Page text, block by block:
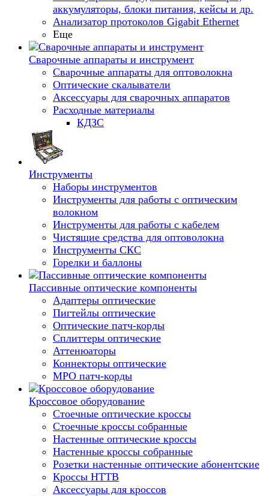
аккумуляторы, блоки питания, кейсы и др.
Анализатор протоколов Gigabit Ethernet
Еще
Сварочные аппараты и инструмент
Сварочные аппараты для оптоволокна
Оптические скалыватели
Аксессуары для сварочных аппаратов
Расходные материалы
КДЗС
Инструменты
Наборы инструментов
Инструменты для работы с оптическим
волокном
Инструменты для работы с кабелем
Чистящие средства для оптоволокна
Инструменты СКС
Горелки и баллоны
Пассивные оптические компоненты
Адаптеры оптические
Пигтейлы оптические
Оптические патч-корды
Сплиттеры оптические
Аттенюаторы
Коннекторы оптические
MPO патч-корды
Кроссовое оборудование
Стоечные оптические кроссы
Стоечные кроссы собранные
Настенные оптические кроссы
Настенные кроссы собранные
Розетки настенные оптические абонентские
Кроссы HTTB
Аксессуары для кроссов